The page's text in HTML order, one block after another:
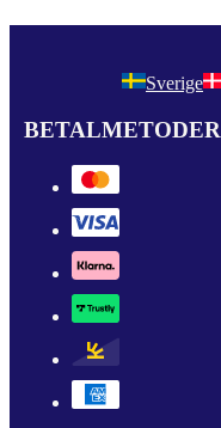
Sverige
BETALMETODER